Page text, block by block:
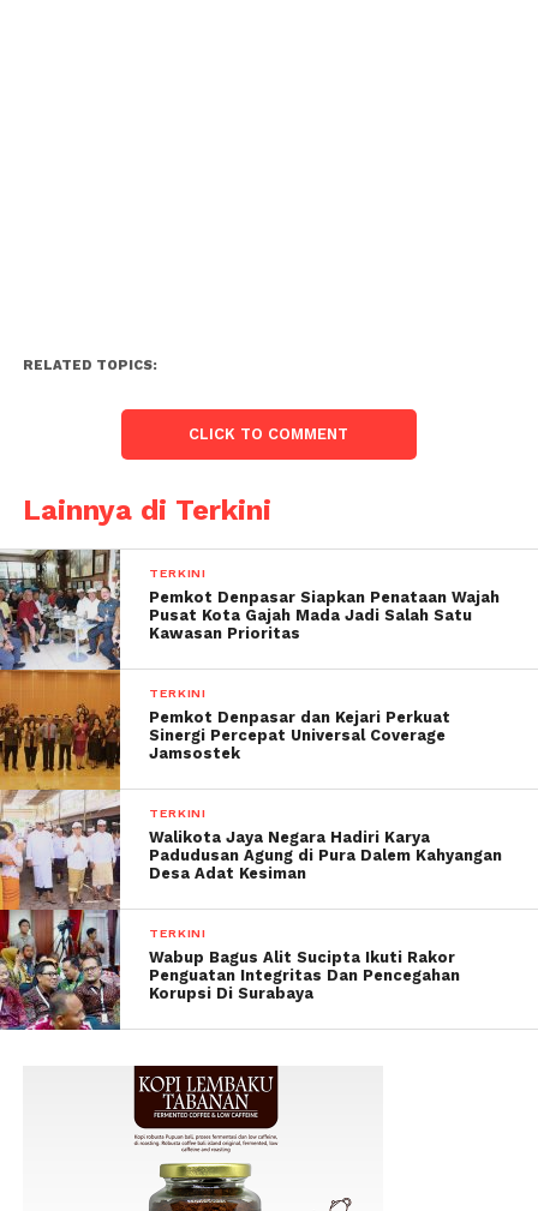
RELATED TOPICS:
CLICK TO COMMENT
Lainnya di Terkini
TERKINI
Pemkot Denpasar Siapkan Penataan Wajah
Pusat Kota Gajah Mada Jadi Salah Satu
Kawasan Prioritas
TERKINI
Pemkot Denpasar dan Kejari Perkuat
Sinergi Percepat Universal Coverage
Jamsostek
TERKINI
Walikota Jaya Negara Hadiri Karya
Padudusan Agung di Pura Dalem Kahyangan
Desa Adat Kesiman
TERKINI
Wabup Bagus Alit Sucipta Ikuti Rakor
Penguatan Integritas Dan Pencegahan
Korupsi Di Surabaya